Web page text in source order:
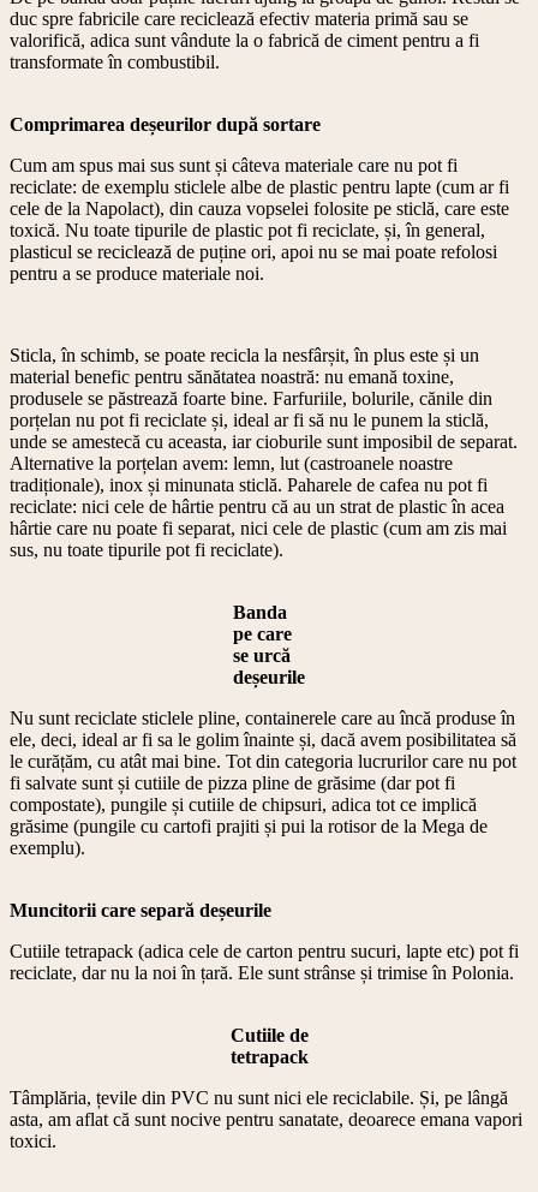
duc spre fabricile care reciclează efectiv materia primă sau se
valorifică, adica sunt vândute la o fabrică de ciment pentru a fi
transformate în combustibil.
Comprimarea deșeurilor după sortare
Cum am spus mai sus sunt și câteva materiale care nu pot fi
reciclate: de exemplu sticlele albe de plastic pentru lapte (cum ar fi
cele de la Napolact), din cauza vopselei folosite pe sticlă, care este
toxică. Nu toate tipurile de plastic pot fi reciclate, și, în general,
plasticul se reciclează de puține ori, apoi nu se mai poate refolosi
pentru a se produce materiale noi.
Sticla, în schimb, se poate recicla la nesfârșit, în plus este și un
material benefic pentru sănătatea noastră: nu emană toxine,
produsele se păstrează foarte bine. Farfuriile, bolurile, cănile din
porțelan nu pot fi reciclate și, ideal ar fi să nu le punem la sticlă,
unde se amestecă cu aceasta, iar cioburile sunt imposibil de separat.
Alternative la porțelan avem: lemn, lut (castroanele noastre
tradiționale), inox și minunata sticlă. Paharele de cafea nu pot fi
reciclate: nici cele de hârtie pentru că au un strat de plastic în acea
hârtie care nu poate fi separat, nici cele de plastic (cum am zis mai
sus, nu toate tipurile pot fi reciclate).
Banda
pe care
se urcă
deșeurile
Nu sunt reciclate sticlele pline, containerele care au încă produse în
ele, deci, ideal ar fi sa le golim înainte și, dacă avem posibilitatea să
le curățăm, cu atât mai bine. Tot din categoria lucrurilor care nu pot
fi salvate sunt și cutiile de pizza pline de grăsime (dar pot fi
compostate), pungile și cutiile de chipsuri, adica tot ce implică
grăsime (pungile cu cartofi prajiti și pui la rotisor de la Mega de
exemplu).
Muncitorii care separă deșeurile
Cutiile tetrapack (adica cele de carton pentru sucuri, lapte etc) pot fi
reciclate, dar nu la noi în țară. Ele sunt strânse și trimise în Polonia.
Cutiile de
tetrapack
Tâmplăria, țevile din PVC nu sunt nici ele reciclabile. Și, pe lângă
asta, am aflat că sunt nocive pentru sanatate, deoarece emana vapori
toxici.